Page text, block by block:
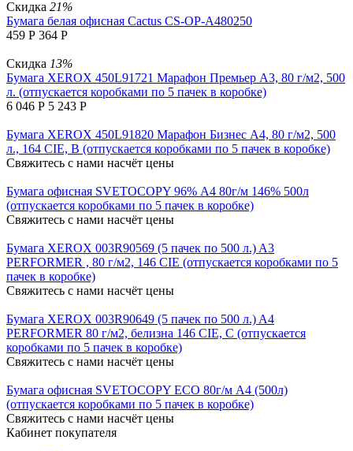
Скидка 21%
Бумага белая офисная Cactus CS-OP-A480250
459 Р 364 Р
Скидка 13%
Бумага XEROX 450L91721 Марафон Премьер А3, 80 г/м2, 500
л. (отпускается коробками по 5 пачек в коробке)
6 046 Р 5 243 Р
Бумага XEROX 450L91820 Марафон Бизнес А4, 80 г/м2, 500
л., 164 CIE, B (отпускается коробками по 5 пачек в коробке)
Свяжитесь с нами насчёт цены
Бумага офисная SVETOCOPY 96% А4 80г/м 146% 500л
(отпускается коробками по 5 пачек в коробке)
Свяжитесь с нами насчёт цены
Бумага XEROX 003R90569 (5 пачек по 500 л.) A3
PERFORMER , 80 г/м2, 146 CIE (отпускается коробками по 5
пачек в коробке)
Свяжитесь с нами насчёт цены
Бумага XEROX 003R90649 (5 пачек по 500 л.) A4
PERFORMER 80 г/м2, белизна 146 CIE, C (отпускается
коробками по 5 пачек в коробке)
Свяжитесь с нами насчёт цены
Бумага офисная SVETOCOPY ECO 80г/м A4 (500л)
(отпускается коробками по 5 пачек в коробке)
Свяжитесь с нами насчёт цены
Кабинет покупателя